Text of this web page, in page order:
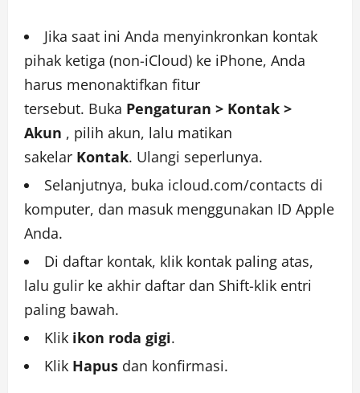
Jika saat ini Anda menyinkronkan kontak
pihak ketiga (non-iCloud) ke iPhone, Anda
harus menonaktifkan fitur
tersebut. Buka Pengaturan > Kontak >
Akun , pilih akun, lalu matikan
sakelar Kontak. Ulangi seperlunya.
Selanjutnya, buka icloud.com/contacts di
komputer, dan masuk menggunakan ID Apple
Anda.
Di daftar kontak, klik kontak paling atas,
lalu gulir ke akhir daftar dan Shift-klik entri
paling bawah.
Klik ikon roda gigi.
Klik Hapus dan konfirmasi.